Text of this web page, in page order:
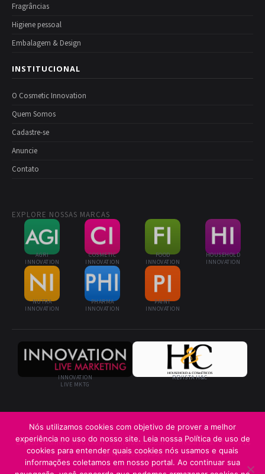
Fragrâncias
Higiene pessoal
Embalagem & Design
INSTITUCIONAL
O Cosmetic Innovation
Quem Somos
Cadastre-se
Anuncie
Contato
EXPLORE NOSSAS MARCAS
AGRI
INNOVATION
COSMETIC
INNOVATION
FOOD
INNOVATION
HOUSEHOLD
INNOVATION
NUTRA
INNOVATION
PHARMA
INNOVATION
PAINT
INNOVATION
INNOVATION
LIVE MKTG
REVISTA H&C
© 2026 Cosmetic Innovation · Innovation Business Media Ltda. · Todos os
direitos reservados
Nós utilizamos cookies com objetivo de prover a melhor
experiência no uso do nosso site. Leia nossa Política de uso de
cookies para entender quais cookies nós usamos e quais
informações coletamos em nosso portal. Ao continuar sua